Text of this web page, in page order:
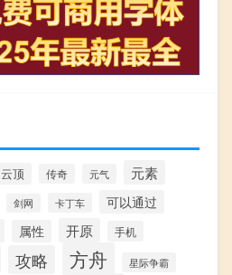
云顶 传奇 元气 元素
剑网 卡丁车
可以通过
属性 开原 手机
攻略 方舟 星际争霸